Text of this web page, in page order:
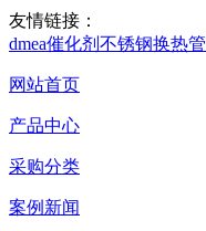
友情链接：
dmea催化剂 不锈钢换热管
网站首页
产品中心
采购分类
案例新闻